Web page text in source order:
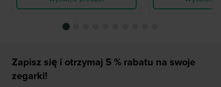
Zapisz się i otrzymaj 5 % rabatu na swoje
zegarki!